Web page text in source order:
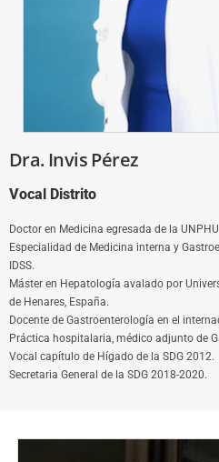
Dra. Invis Pérez
Vocal Distrito
Doctor en Medicina egresada de la
Especialidad de Medicina interna y
IDSS.
Máster en Hepatología avalado por
de Henares, España.
Docente de Gastroenterología en el
Práctica hospitalaria, médico adjunto de
Vocal capítulo de Hígado de la SDG 2012.
Secretaria General de la SDG 2018-2020.